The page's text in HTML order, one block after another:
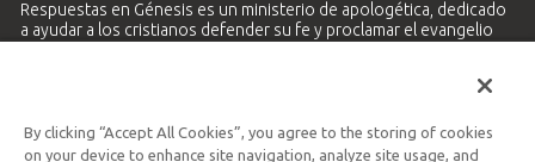
Respuestas en Génesis es un ministerio de apologética, dedicado
a ayudar a los cristianos defender su fe y proclamar el evangelio
Ministerio Hispano y Latinoamericano
By clicking “Accept All Cookies”, you agree to the storing of cookies
on your device to enhance site navigation, analyze site usage, and